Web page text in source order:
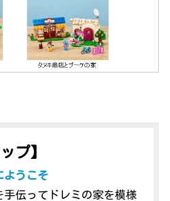
プ】
ようこそ
手伝ってドレミの家を模様